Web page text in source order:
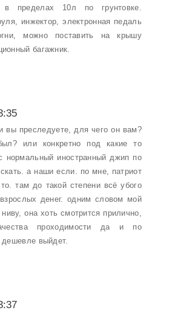
пределах 10л по грунтовке.
инжектор, электронная педаль
можно поставить на крышу
багажник.
вы преследуете, для чего он вам?
или конкретно под какие то
нормальный иностранный джип по
а наши если. по мне, патриот
там до такой степени всё убого
денег. одним словом мой
она хоть смотрится прилично,
проходимости да и по
выйдет.